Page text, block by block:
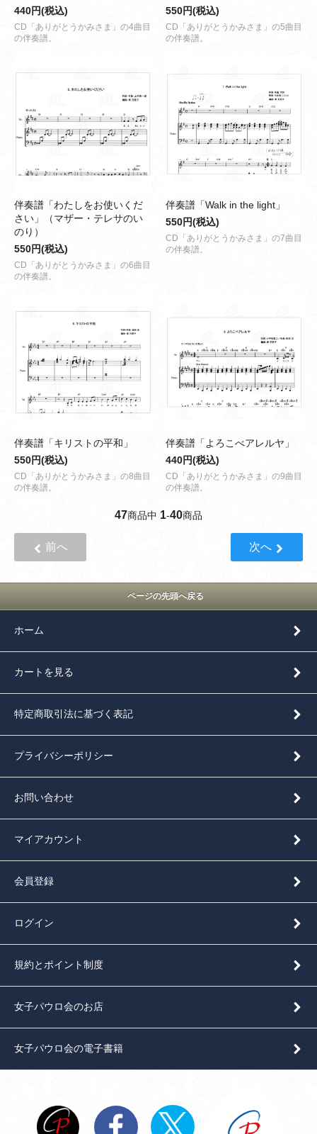
440円(税込)
CD「ありがとうかみさま」の4曲目
の伴奏譜。
550円(税込)
CD「ありがとうかみさま」の5曲目
の伴奏譜。
伴奏譜「わたしをお使いくだ
さい」（マザー・テレサのい
のり）
550円(税込)
CD「ありがとうかみさま」の6曲目
の伴奏譜。
伴奏譜「Walk in the light」
550円(税込)
CD「ありがとうかみさま」の7曲目
の伴奏譜。
伴奏譜「キリストの平和」
550円(税込)
CD「ありがとうかみさま」の8曲目
の伴奏譜。
伴奏譜「よろこべアレルヤ」
440円(税込)
CD「ありがとうかみさま」の9曲目
の伴奏譜。
47商品中 1-40商品
前へ 次へ
ページの先頭へ戻る
ホーム
カートを見る
特定商取引法に基づく表記
プライバシーポリシー
お問い合わせ
マイアカウント
会員登録
ログイン
規約とポイント制度
女子パウロ会のお店
女子パウロ会の電子書籍